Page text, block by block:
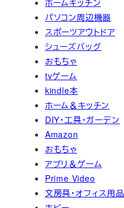
パソコン周辺機器
スポーツアウトドア
シューズバッグ
おもちゃ
tvゲーム
kindle本
ホーム＆キッチン
DIY・工具・ガーデン
Amazon
おもちゃ
アプリ＆ゲーム
Prime Video
文房具・オフィス用品